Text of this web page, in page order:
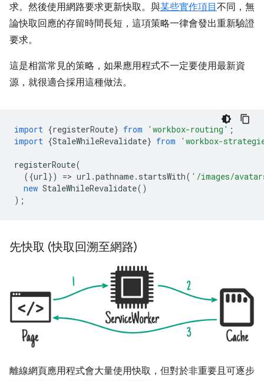
求。然後使用網路要求更新快取。與某些實作項目不同，無
論快取回應的存留時間長短，這項策略一律會發出重新驗證
要求。
這是相當常見的策略，如果應用程式不一定要使用最新資
源，就很適合採用這種做法。
import {registerRoute} from 'workbox-routing' ;
import {StaleWhileRevalidate} from 'workbox-
registerRoute(
({url}) => url .pathname. startsWith( '/images/
new StaleWhileRevalidate()
);
先快取 (快取回溯至網路)
離線網頁應用程式會大量使用快取，但對於非重要且可逐步